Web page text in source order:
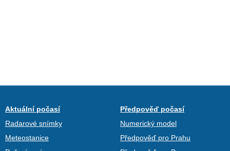
Aktuální počasí
Radarové snímky
Meteostanice
Předpověď počasí
Numerický model
Předpověď pro Prahu